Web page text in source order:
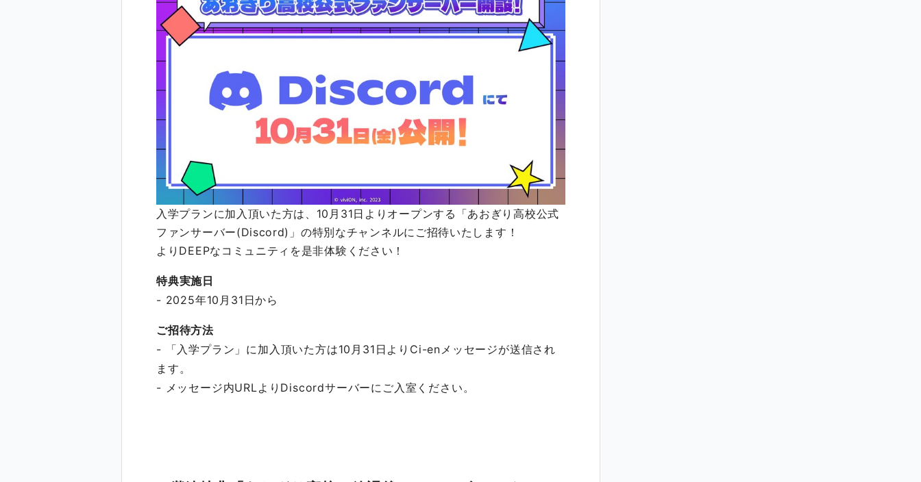
入学プランに加入頂いた方は、10月31日よりオープンする「あおぎり高校公式
ファンサーバー(Discord)」の特別なチャンネルにご招待いたします！
よりDEEPなコミュニティを是非体験ください！
特典実施日
- 2025年10月31日から
ご招待方法
- 「入学プラン」に加入頂いた方は10月31日よりCi-enメッセージが送信され
ます。
- メッセージ内URLよりDiscordサーバーにご入室ください。